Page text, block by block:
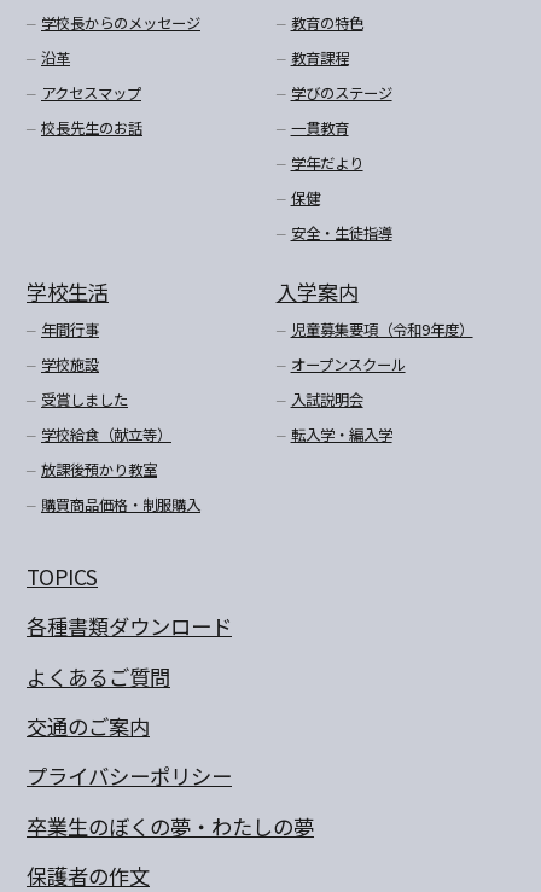
学校長からのメッセージ
沿革
アクセスマップ
校長先生のお話
教育の特色
教育課程
学びのステージ
一貫教育
学年だより
保健
安全・生徒指導
学校生活
年間行事
学校施設
受賞しました
学校給食（献立等）
放課後預かり教室
購買商品価格・制服購入
入学案内
児童募集要項（令和9年度）
オープンスクール
入試説明会
転入学・編入学
TOPICS
各種書類ダウンロード
よくあるご質問
交通のご案内
プライバシーポリシー
卒業生のぼくの夢・わたしの夢
保護者の作文